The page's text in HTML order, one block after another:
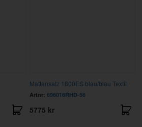
Mattensatz 1800ES blau/blau Textil
Artnr: 696016RHD-56
5775 kr